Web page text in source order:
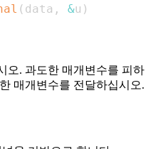
( data , &u )
오. 과도한 매개변수를 피하
매개변수를 전달하십시오.